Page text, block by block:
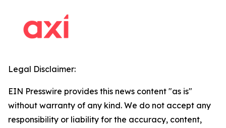
Legal Disclaimer:
EIN Presswire provides this news content "as is"
without warranty of any kind. We do not accept any
responsibility or liability for the accuracy, content,